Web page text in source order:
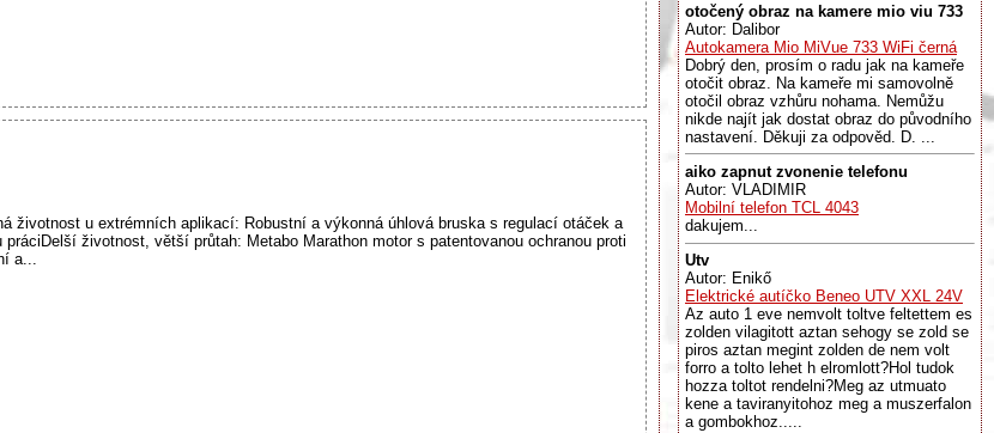
životnost u extrémních aplikací: Robustní a výkonná úhlová bruska s regulací otáček a
životnost, větší průtah: Metabo Marathon motor s patentovanou ochranou proti
a...
otočený obraz na kamere mio viu 733
Autor: Dalibor
Autokamera Mio MiVue 733 WiFi černá
Dobrý den, prosím o radu jak na kameře
otočit obraz. Na kameře mi samovolně
otočil obraz vzhůru nohama. Nemůžu
nikde najít jak dostat obraz do původního
nastavení. Děkuji za odpověd. D. ...
aiko zapnut zvonenie telefonu
Autor: VLADIMIR
Mobilní telefon TCL 4043
dakujem...
Utv
Autor: Enikő
Elektrické autíčko Beneo UTV XXL 24V
Az auto 1 eve nemvolt toltve feltettem es
zolden vilagitott aztan sehogy se zold se
piros aztan megint zolden de nem volt
forro a tolto lehet h elromlott?Hol tudok
hozza toltot rendelni?Meg az utmuato
kene a taviranyitohoz meg a muszerfalon
a gombokhoz.....